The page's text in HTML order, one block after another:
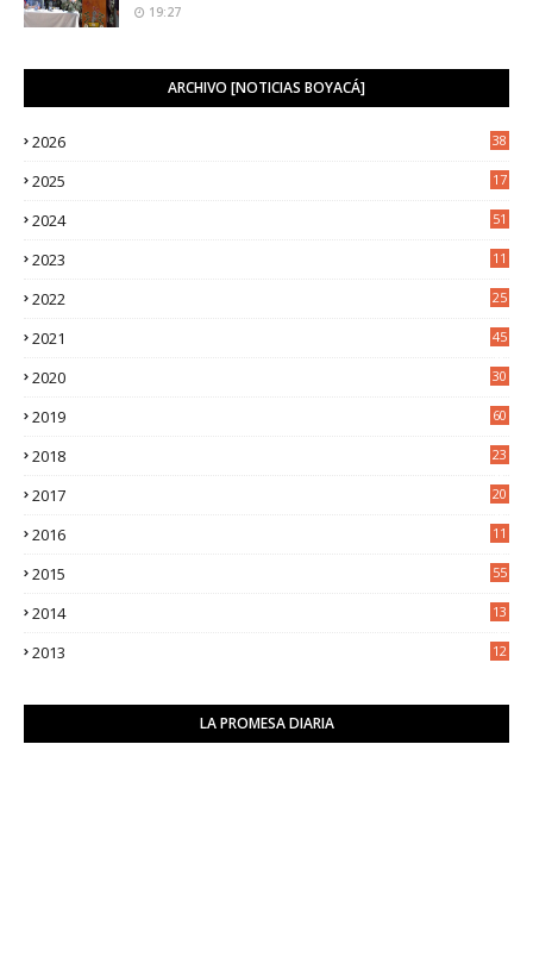
19:27
ARCHIVO [NOTICIAS BOYACÁ]
2026 38
2025
17
2024 51
2023
11
2022
25
2021
45
2020
30
2019 60
2018
23
2017
20
2016
11
2015 55
2014
13
2013
12
LA PROMESA DIARIA